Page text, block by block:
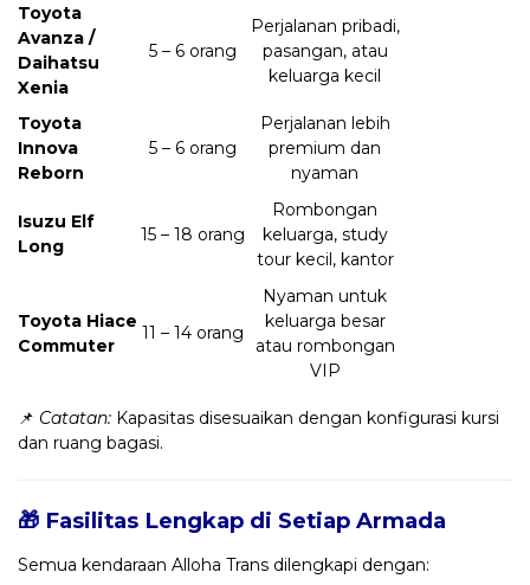
Toyota
Avanza /
Daihatsu
Xenia
5 – 6 orang
Perjalanan pribadi,
pasangan, atau
keluarga kecil
Toyota
Innova
Reborn
5 – 6 orang
Perjalanan lebih
premium dan
nyaman
Isuzu Elf
Long
15 – 18 orang
Rombongan
keluarga, study
tour kecil, kantor
Toyota Hiace
Commuter
11 – 14 orang
Nyaman untuk
keluarga besar
atau rombongan
VIP
📌 Catatan: Kapasitas disesuaikan dengan konfigurasi kursi
dan ruang bagasi.
🎁 Fasilitas Lengkap di Setiap Armada
Semua kendaraan Alloha Trans dilengkapi dengan: